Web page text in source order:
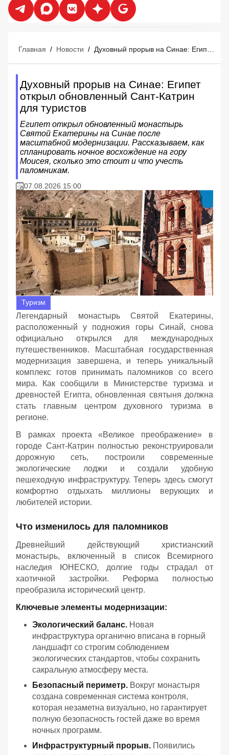
Главная / Новости /
Духовный прорыв на Синае: Египет
открыл обновленный Сант-Катрин
для туристов
Египет открыл обновленный монастырь
Святой Екатерины на Синае после
масштабной модернизации. Рассказываем, как
спланировать ночное восхождение на гору
Моисея, сколько это стоит и что учесть
паломникам.
07.08.2026 15:00
Туризм
Легендарный монастырь Святой Екатерины,
расположенный у подножия горы Синай, снова
официально открылся для международных
путешественников. Масштабная государственная
модернизация завершена, и теперь уникальный
комплекс готов принимать паломников со всего
мира. Как сообщили в Министерстве туризма и
древностей Египта, обновленная святыня должна
стать главным центром духовного туризма в
регионе.
В рамках проекта «Великое преображение» в
городе Сант-Катрин полностью реконструировали
дорожную сеть, построили современные
экологические лоджи и создали удобную
пешеходную инфраструктуру. Теперь здесь смогут
комфортно отдыхать миллионы верующих и
любителей истории.
Что изменилось для паломников
Древнейший действующий христианский
монастырь, включенный в список Всемирного
наследия ЮНЕСКО, долгие годы страдал от
хаотичной застройки. Реформа полностью
преобразила исторический центр.
Ключевые элементы модернизации:
Экологический баланс. Новая
инфраструктура органично вписана в горный
ландшафт со строгим соблюдением
экологических стандартов, чтобы сохранить
сакральную атмосферу места.
Безопасный периметр. Вокруг монастыря
создана современная система контроля,
которая незаметна визуально, но гарантирует
полную безопасность гостей даже во время
ночных программ.
Инфраструктурный прорыв. Появились